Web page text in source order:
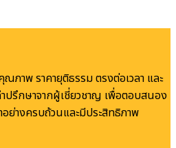
พ ราคายุติธรรม ตรงต่อเวลา และ
ปรึกษาจากผู้เชี่ยวชาญ เพื่อตอบสนอง
ย่างครบถ้วนและมีประสิทธิภาพ